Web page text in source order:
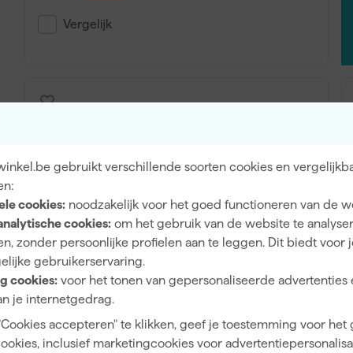
gebruikt verschillende soorten cookies en
cookies: noodzakelijk voor het goed functioneren van de
cookies: om het gebruik van de website te
zonder persoonlijke profielen aan te leggen. Dit biedt voor
gebruikerservaring.
cookies: voor het tonen van gepersonaliseerde advertenties
je internetgedrag.
accepteren" te klikken, geef je toestemming voor het
inclusief marketingcookies voor
vochtbestendigheid.
Waar let je op bij het
muurverf?
Verwijder eerst los materiaal, stof en uitbloeiingen van
is voor je begint. Breng twee lagen aan en houd de
absorberende muren. Zorg voor voldoende ventilatie
Vergelijk
Alabastine 2In1 Muurverf Badkamer en
Keuken Schimmelbestendig
Adviesprijs 30,49